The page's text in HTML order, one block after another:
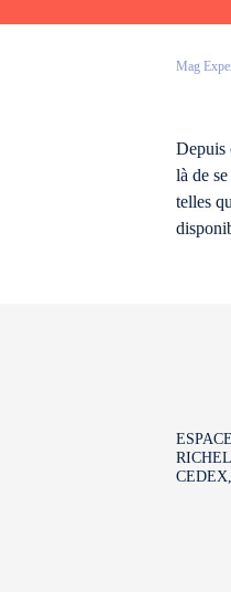
Mag
Depuis
là de
telles
CEDEX,